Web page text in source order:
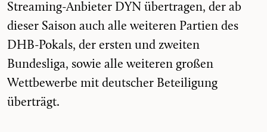
Streaming-Anbieter DYN übertragen, der ab
dieser Saison auch alle weiteren Partien des
DHB-Pokals, der ersten und zweiten
Bundesliga, sowie alle weiteren großen
Wettbewerbe mit deutscher Beteiligung
überträgt.